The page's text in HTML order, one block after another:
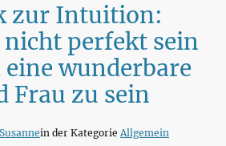
zur Intuition:
perfekt sein
wunderbare
Frau zu sein
Susannein der Kategorie Allgemein